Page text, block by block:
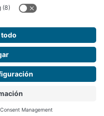
(Palencia) | 979 125 000 –
el registro de Fundaciones del
Cultura y Deporte
Todos los derechos reservados.